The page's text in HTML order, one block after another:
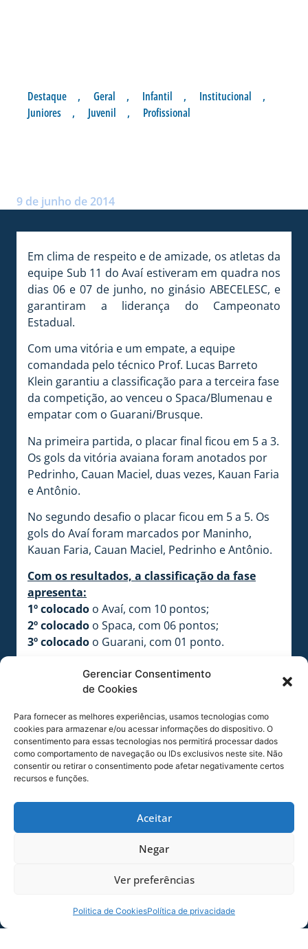
Gerenciar Consentimento
de Cookies
Para fornecer as melhores experiências, usamos tecnologias como
cookies para armazenar e/ou acessar informações do dispositivo. O
consentimento para essas tecnologias nos permitirá processar dados
como comportamento de navegação ou IDs exclusivos neste site. Não
consentir ou retirar o consentimento pode afetar negativamente certos
recursos e funções.
Aceitar
Negar
Ver preferências
Politica de CookiesPolítica de privacidade
Destaque , Geral , Infantil , Institucional
,
Juniores
, Juvenil , Profissional
9 de junho de 2014
Em clima de respeito e de amizade, os atletas da
equipe Sub 11 do Avaí estiveram em quadra nos
dias 06 e 07 de junho, no ginásio ABECELESC, e
garantiram a liderança do Campeonato
Estadual.
Com uma vitória e um empate, a equipe
comandada pelo técnico Prof. Lucas Barreto
Klein garantiu a classificação para a terceira fase
da competição, ao venceu o Spaca/Blumenau e
empatar com o Guarani/Brusque.
Na primeira partida, o placar final ficou em 5 a 3.
Os gols da vitória avaiana foram anotados por
Pedrinho, Cauan Maciel, duas vezes, Kauan Faria
e Antônio.
No segundo desafio o placar ficou em 5 a 5. Os
gols do Avaí foram marcados por Maninho,
Kauan Faria, Cauan Maciel, Pedrinho e Antônio.
Com os resultados, a classificação da fase
apresenta:
1º colocado o Avaí, com 10 pontos;
2º colocado o Spaca, com 06 pontos;
3º colocado o Guarani, com 01 ponto.
Avaí e Spaca avançaram para a próxima fase.
A equipe segue invicta no Estadual. Foram
empate.
O Avaí busca o tricampeonato na categoria.
FOTO:
COMPARTILHE ESSA NOTÍCIA
MAIS NOTÍCIAS